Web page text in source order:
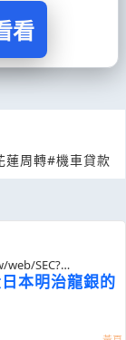
看
蓮周轉#機車貸款
SEC?
本明治龍銀的